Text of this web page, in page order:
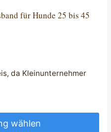
für Hunde 25 bis 45
da Kleinunternehmer
wählen